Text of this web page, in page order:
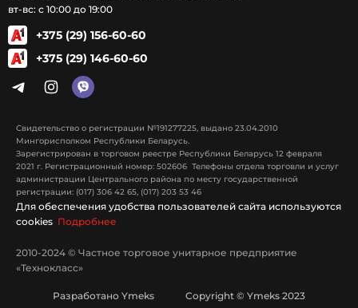
вт-вс: с 10:00 до 19:00
+375 (29) 156-60-60
+375 (29) 146-60-60
Свидетельство о регистрации №191277225, выдано 23.04.2010
Мингорисполком Республики Беларусь.
Зарегистрирован в торговом реестре Республики Беларусь 12 февраля
2021 г. Регистрационный номер: 502606 Телефоны отдела торговли и услуг
администрации Центрального района по месту государственной
регистрации: (017) 306 42 65, (017) 203 53 46
Для обеспечения удобства пользователей сайта используются
cookies Подробнее
2010-2024 © Частное торговое унитарное предприятие
«Технокласс»
Разработано Ymeks Copyright © Ymeks 2023